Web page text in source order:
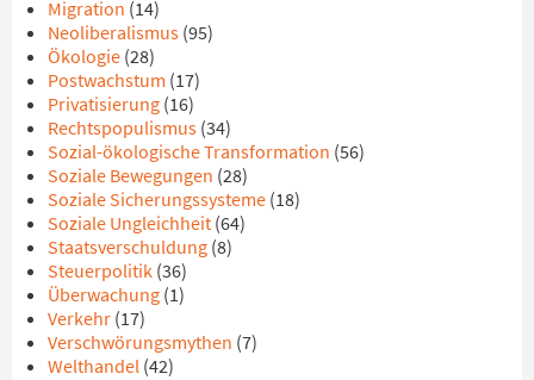
Migration (14)
Neoliberalismus (95)
Ökologie (28)
Postwachstum (17)
Privatisierung (16)
Rechtspopulismus (34)
Sozial-ökologische Transformation (56)
Soziale Bewegungen (28)
Soziale Sicherungssysteme (18)
Soziale Ungleichheit (64)
Staatsverschuldung (8)
Steuerpolitik (36)
Überwachung (1)
Verkehr (17)
Verschwörungsmythen (7)
Welthandel (42)